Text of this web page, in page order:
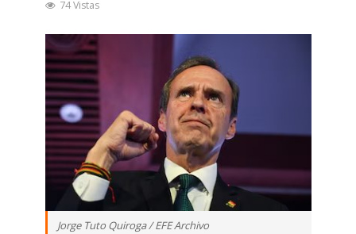
74 Vistas
Jorge Tuto Quiroga / EFE Archivo